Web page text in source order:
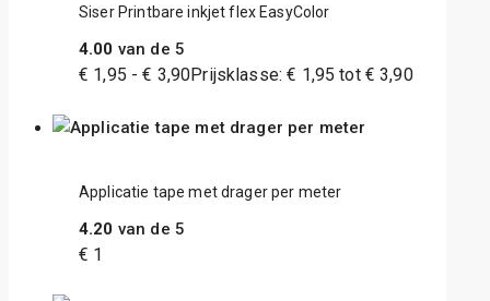
Siser Printbare inkjet flex EasyColor
4.00 van de 5
€ 1,95 - € 3,90Prijsklasse: € 1,95 tot € 3,90
Applicatie tape met drager per meter
4.20 van de 5
€ 1